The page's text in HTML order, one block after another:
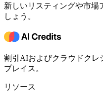
新しいリスティングや市場
しょう。
割引AIおよびクラウドクレ
プレイス。
リソース